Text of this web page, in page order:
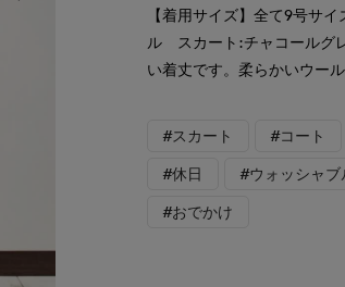
【着用サイズ】全て9号サ
ル スカート:チャコールグ
い着丈です。柔らかいウー
#スカート #コート
#休日 #ウォッシャブ
#おでかけ